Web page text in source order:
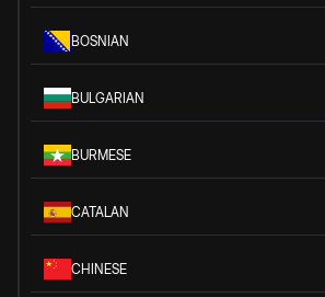
BOSNIAN
BULGARIAN
BURMESE
CATALAN
CHINESE